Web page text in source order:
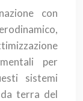
con
per
sistemi
terra del